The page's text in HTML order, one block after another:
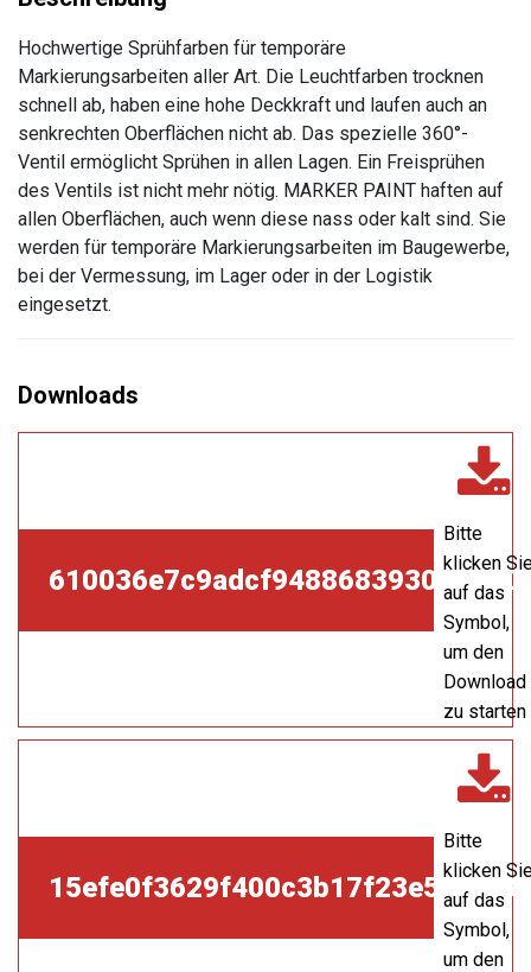
Hochwertige Sprühfarben für temporäre
Markierungsarbeiten aller Art. Die Leuchtfarben trocknen
schnell ab, haben eine hohe Deckkraft und laufen auch an
senkrechten Oberflächen nicht ab. Das spezielle 360°-
Ventil ermöglicht Sprühen in allen Lagen. Ein Freisprühen
des Ventils ist nicht mehr nötig. MARKER PAINT haften auf
allen Oberflächen, auch wenn diese nass oder kalt sind. Sie
werden für temporäre Markierungsarbeiten im Baugewerbe,
bei der Vermessung, im Lager oder in der Logistik
eingesetzt.
Bitte
klicken
auf das
Symbol,
um den
Download
zu starten
Bitte
klicken
auf das
Symbol,
um den